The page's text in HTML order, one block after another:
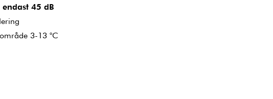
endast 45 dB
3-13 °C